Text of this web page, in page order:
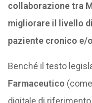
collaborazione tra
migliorare il livello
paziente cronico e/
Benché il testo
Farmaceutico
digitale di